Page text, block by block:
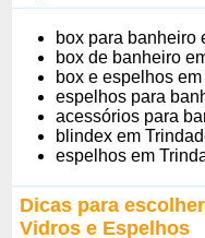
box para banheiro
box de banheiro
box e espelhos
espelhos para
acessórios para
blindex em
espelhos em
Dicas para
Vidros e Espelhos